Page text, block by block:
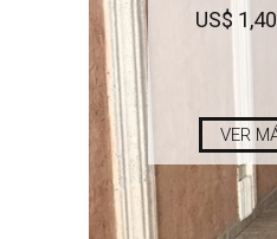
US$
VER